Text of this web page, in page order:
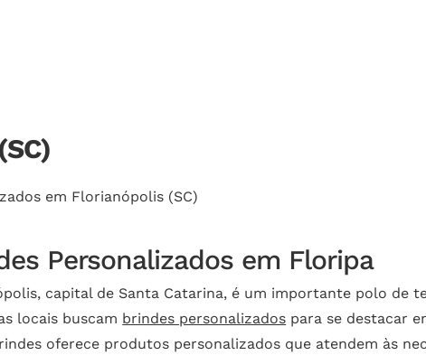
em Florianópolis (SC)
Personalizados em Floripa
capital de Santa Catarina, é um importante polo de
locais buscam brindes personalizados para se destacar
oferece produtos personalizados que atendem às